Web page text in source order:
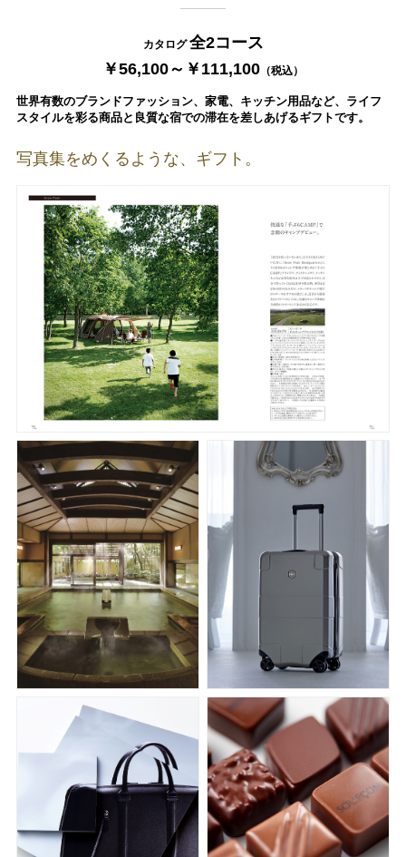
カタログ 全2コース
￥56,100～￥111,100 （税込）
世界有数のブランドファッション、家電、キッチン用品など、ライフ
スタイルを彩る商品と良質な宿での滞在を差しあげるギフトです。
写真集をめくるような、ギフト。